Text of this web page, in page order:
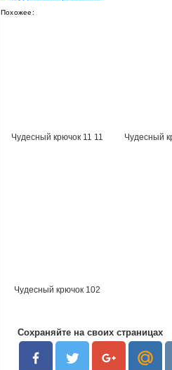
Похожее:
Чудесный крючок 11 11 Чудесный
Чудесный крючок 102
Сохраняйте на своих страницах